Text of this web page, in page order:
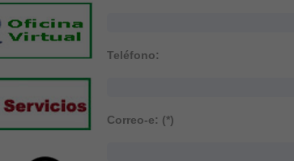
Teléfono:
Correo-e: (*)